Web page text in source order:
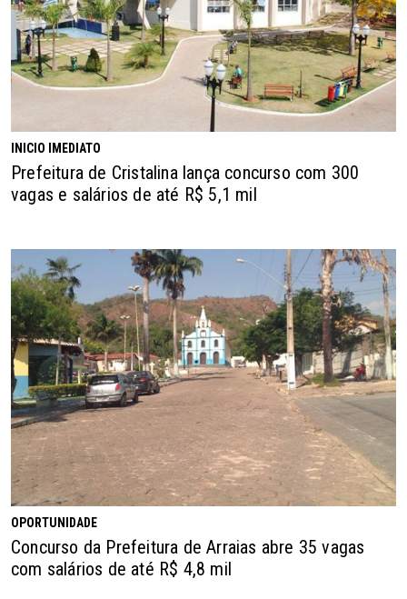
INICIO IMEDIATO
Prefeitura de Cristalina lança concurso com 300
vagas e salários de até R$ 5,1 mil
OPORTUNIDADE
Concurso da Prefeitura de Arraias abre 35 vagas
com salários de até R$ 4,8 mil